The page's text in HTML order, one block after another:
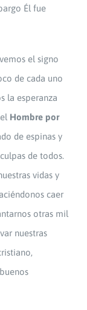
Él fue
el signo
de cada uno
la esperanza
Hombre por
de espinas y
de todos.
vidas y
caer
otras mil
nuestras